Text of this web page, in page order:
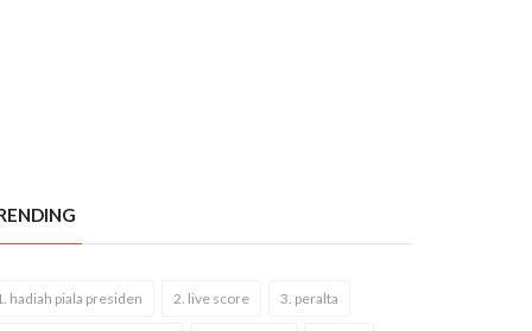
hadiah piala presiden 2. live score 3. peralta